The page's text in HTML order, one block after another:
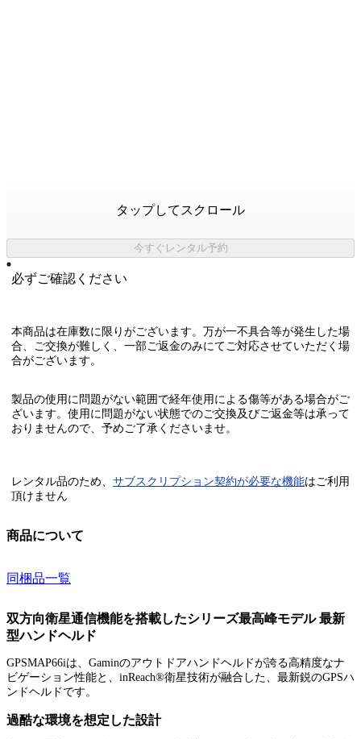
タップしてスクロール
今すぐレンタル予約
必ずご確認ください
本商品は在庫数に限りがございます。万が一不具合等が発生した場
合、ご交換が難しく、一部ご返金のみにてご対応させていただく場
合がございます。
製品の使用に問題がない範囲で経年使用による傷等がある場合がご
ざいます。使用に問題がない状態でのご交換及びご返金等は承って
おりませんので、予めご了承くださいませ。
レンタル品のため、サブスクリプション契約が必要な機能はご利用
頂けません
商品について
同梱品一覧
双方向衛星通信機能を搭載したシリーズ最高峰モデル 最新
型ハンドヘルド
GPSMAP66iは、Gaminのアウトドアハンドヘルドが誇る高精度なナ
ビゲーション性能と、inReach®衛星技術が融合した、最新鋭のGPSハ
ンドヘルドです。
過酷な環境を想定した設計